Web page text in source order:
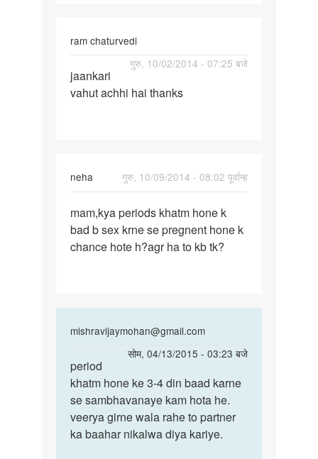
osm
ram chaturvedi
गुरु, 10/02/2014 - 07:25 बजे
jaankari
vahut
jaankari
vahut achhi hai thanks
neha
गुरु, 10/09/2014 - 08:02 पूर्वान्ह
mam,kya
periods
khatm
mam,kya periods khatm hone k
bad b sex krne se pregnent hone k
chance hote h?agr ha to kb tk?
mishravijaymohan@gmail.com
सोम, 04/13/2015 - 03:23 बजे
In
mam,kya
periods
khatm
hone
period
khatm
hone
ke
3-
period
khatm hone ke 3-4 din baad karne
se sambhavanaye kam hota he.
veerya girne wala rahe to partner
ka baahar nikalwa diya kariye.